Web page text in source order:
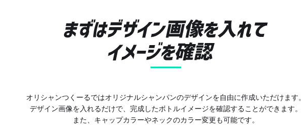
オリシャンつくーるではオリジナルシャンパンのデザインを自由に作成いただけます。
デザイン画像を入れるだけで、 完成したボトルイメージを確認することができます。
また、キャップカラーやネックのカラー変更も可能です。